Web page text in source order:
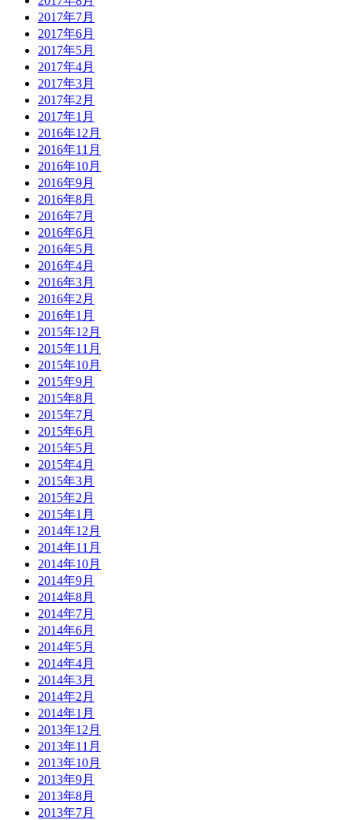
2017年7月
2017年6月
2017年5月
2017年4月
2017年3月
2017年2月
2017年1月
2016年12月
2016年11月
2016年10月
2016年9月
2016年8月
2016年7月
2016年6月
2016年5月
2016年4月
2016年3月
2016年2月
2016年1月
2015年12月
2015年11月
2015年10月
2015年9月
2015年8月
2015年7月
2015年6月
2015年5月
2015年4月
2015年3月
2015年2月
2015年1月
2014年12月
2014年11月
2014年10月
2014年9月
2014年8月
2014年7月
2014年6月
2014年5月
2014年4月
2014年3月
2014年2月
2014年1月
2013年12月
2013年11月
2013年10月
2013年9月
2013年8月
2013年7月